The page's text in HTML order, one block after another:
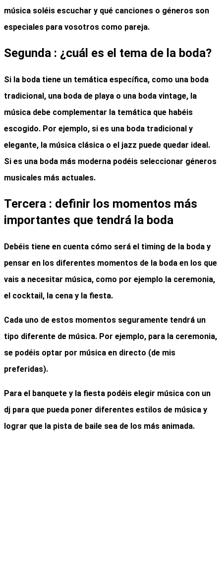
música soléis escuchar y qué canciones o géneros son
especiales para vosotros como pareja.
Segunda : ¿cuál es el tema de la boda?
Si la boda tiene un temática específica, como una boda
tradicional, una boda de playa o una boda vintage, la
música debe complementar la temática que habéis
escogido. Por ejemplo, si es una boda tradicional y
elegante, la música clásica o el jazz puede quedar ideal.
Si es una boda más moderna podéis seleccionar géneros
musicales más actuales.
Tercera : definir los momentos más
importantes que tendrá la boda
Debéis tiene en cuenta cómo será el timing de la boda y
pensar en los diferentes momentos de la boda en los que
vais a necesitar música, como por ejemplo la ceremonia,
el cocktail, la cena y la fiesta.
Cada uno de estos momentos seguramente tendrá un
tipo diferente de música. Por ejemplo, para la ceremonia,
se podéis optar por música en directo (de mis
preferidas).
Para el banquete y la fiesta podéis elegir música con un
dj para que pueda poner diferentes estilos de música y
lograr que la pista de baile sea de los más animada.